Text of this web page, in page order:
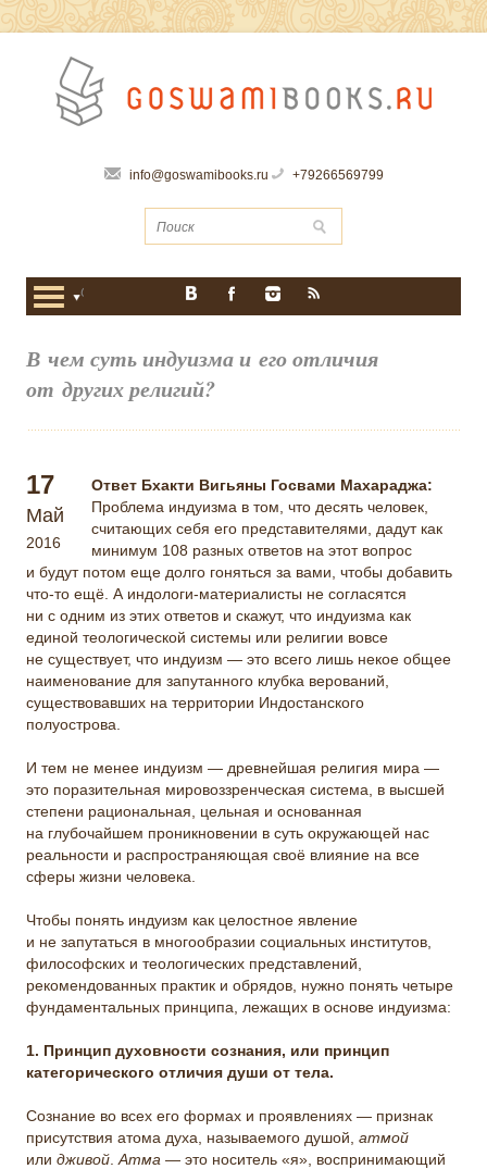
info@goswamibooks.ru +79266569799
В чем суть индуизма и его отличия
от других религий?
17
Май
2016
Ответ Бхакти Вигьяны Госвами Махараджа:
Проблема индуизма в том, что десять человек,
считающих себя его представителями, дадут как
минимум 108 разных ответов на этот вопрос
и будут потом еще долго гоняться за вами, чтобы добавить
что-то ещё. А индологи-материалисты не согласятся
ни с одним из этих ответов и скажут, что индуизма как
единой теологической системы или религии вовсе
не существует, что индуизм — это всего лишь некое общее
наименование для запутанного клубка верований,
существовавших на территории Индостанского
полуострова.
И тем не менее индуизм — древнейшая религия мира —
это поразительная мировоззренческая система, в высшей
степени рациональная, цельная и основанная
на глубочайшем проникновении в суть окружающей нас
реальности и распространяющая своё влияние на все
сферы жизни человека.
Чтобы понять индуизм как целостное явление
и не запутаться в многообразии социальных институтов,
философских и теологических представлений,
рекомендованных практик и обрядов, нужно понять четыре
фундаментальных принципа, лежащих в основе индуизма:
1. Принцип духовности сознания, или принцип
категорического отличия души от тела.
Сознание во всех его формах и проявлениях — признак
присутствия атома духа, называемого душой, атмой
или дживой Атма — это носитель «я», воспринимающий